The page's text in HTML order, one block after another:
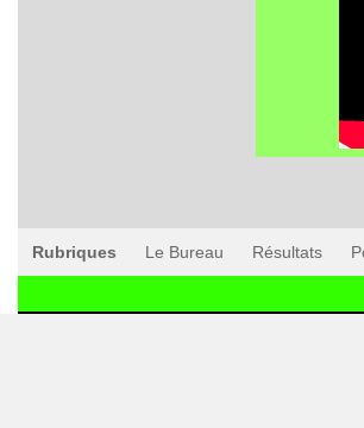
Rubriques Le Bureau Résultats